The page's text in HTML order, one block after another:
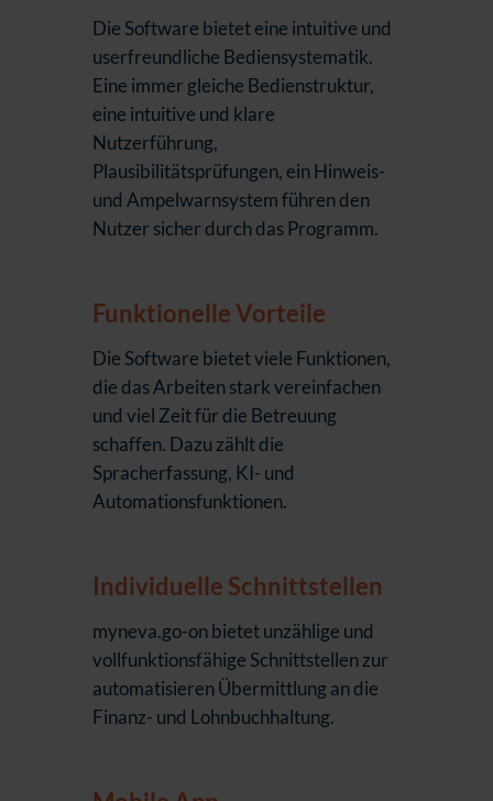
Die Software bietet eine intuitive und
userfreundliche Bediensystematik.
Eine immer gleiche Bedienstruktur,
eine intuitive und klare
Nutzerführung,
Plausibilitätsprüfungen, ein Hinweis-
und Ampelwarnsystem führen den
Nutzer sicher durch das Programm.
Funktionelle Vorteile
Die Software bietet viele Funktionen,
die das Arbeiten stark vereinfachen
und viel Zeit für die Betreuung
schaffen. Dazu zählt die
Spracherfassung, KI- und
Automationsfunktionen.
Individuelle Schnittstellen
myneva.go-on bietet unzählige und
vollfunktionsfähige Schnittstellen zur
automatisieren Übermittlung an die
Finanz- und Lohnbuchhaltung.